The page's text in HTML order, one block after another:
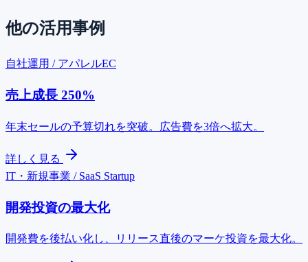
他の活用事例
自社運用 / アパレルEC
売上成長 250%
年末セールの予算切れを突破。広告費を3倍へ拡大。
詳しく見る
IT・新規事業 / SaaS Startup
開発投資の最大化
開発費を後払い化し、リリース直後のマーケ投資を最大化。